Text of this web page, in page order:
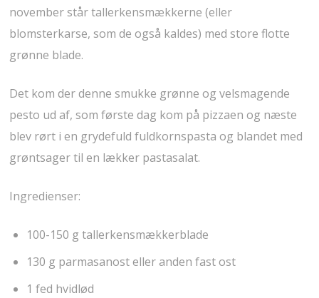
november står tallerkensmækkerne (eller
blomsterkarse, som de også kaldes) med store flotte
grønne blade.
Det kom der denne smukke grønne og velsmagende
pesto ud af, som første dag kom på pizzaen og næste
blev rørt i en grydefuld fuldkornspasta og blandet med
grøntsager til en lækker pastasalat.
Ingredienser:
100-150 g tallerkensmækkerblade
130 g parmasanost eller anden fast ost
1 fed hvidlød